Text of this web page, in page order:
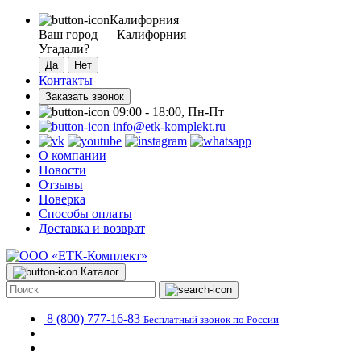
Калифорния
Ваш город — Калифорния
Угадали?
Контакты
Заказать звонок
09:00 - 18:00, Пн-Пт
info@etk-komplekt.ru
О компании
Новости
Отзывы
Поверка
Способы оплаты
Доставка и возврат
Каталог
8 (800) 777-16-83 Бесплатный звонок по России